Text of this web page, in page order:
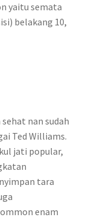
yaitu semata
belakang 10,
nan sudah
Ted Williams.
jati popular,
tara
enam